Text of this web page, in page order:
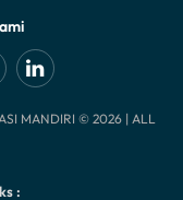
LinkedIn
MANDIRI © 2026 | ALL
: